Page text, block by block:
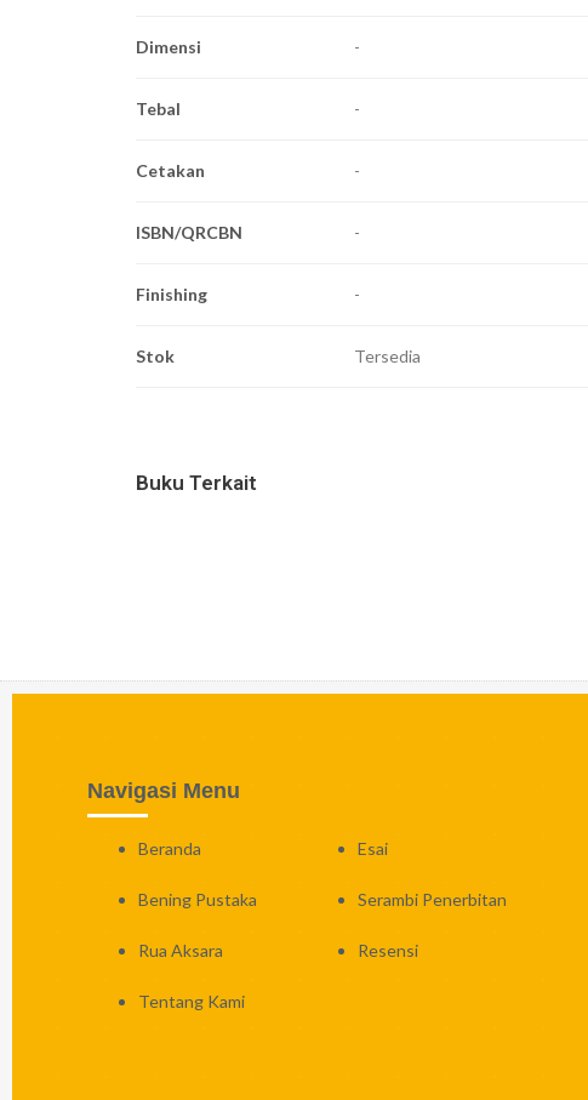
Dimensi -
Tebal -
Cetakan -
ISBN/QRCBN -
Finishing -
Stok Tersedia
Buku Terkait
Navigasi Menu
Beranda Esai
Bening Pustaka Serambi Penerbitan
Rua Aksara Resensi
Tentang Kami